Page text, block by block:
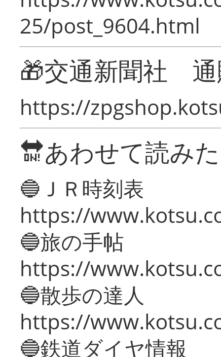
25/post_9604.html
🎁交通新聞社
https://
🔛あわせて読み
🔵ＪＲ時刻表
https://
🔵旅の手帖
https://
🔵散歩の達人
https://
🔵鉄道ダイヤ情報